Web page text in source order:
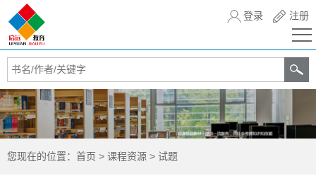
登录 注册
您现在的位置： 首页 > 课程资源 > 试题